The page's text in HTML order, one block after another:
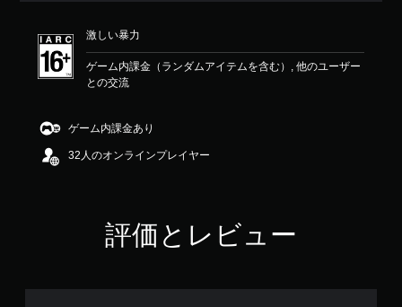
激しい暴力
ゲーム内課金（ランダムアイテムを含む）, 他のユーザー
との交流
ゲーム内課金あり
32人のオンラインプレイヤー
評価とレビュー